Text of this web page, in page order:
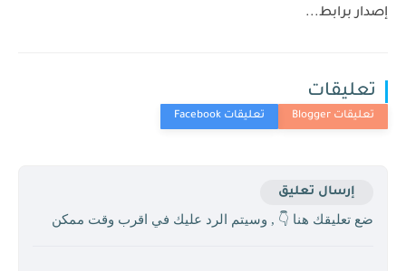
إصدار برابط...
تعليقات
إرسال تعليق
ضع تعليقك هنا 👇 , وسيتم الرد عليك في اقرب وقت ممكن